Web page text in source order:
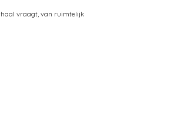
vraagt, van ruimtelijk